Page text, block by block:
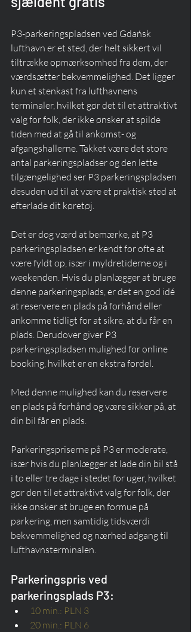
P3-parkeringspladsen ved Gdańsk
lufthavn er et sted, der helt sikkert vil
tiltrække opmærksomhed fra dem, der
værdsætter bekvemmelighed. Det ligger
kun et stenkast fra lufthavnens
terminaler, hvilket gør det til et attraktivt
valg for folk, der ikke ønsker at spilde
tiden med at gå til ankomst- og
afgangshallerne. Takket være det store
antal parkeringspladser og den lette
tilgængelighed ser P3 parkeringspladsen
desuden ud til at være et praktisk sted at
efterlade dit køretøj.
Det er dog værd at bemærke, at P3
parkeringspladsen er kendt for ofte at
være fyldt op, især i myldretiderne og i
weekenden. Hvis du planlægger at bruge
denne parkeringsplads, er det en god idé
at reservere en plads på forhånd eller
ankomme tidligt for at sikre, at du får en
plads. Derudover giver P3
parkeringspladsen mulighed for online
booking, hvilket er en ekstra fordel.
Med denne mulighed kan du reservere
en plads på forhånd og være sikker på, at
din bil får en plads.
Parkeringspriserne på P3 er moderate,
især hvis du planlægger at lade din bil stå
i to eller tre dage i stedet for uger, hvilket
gør den til et attraktivt valg for folk, der
ikke ønsker at bruge en formue på
parkering, men samtidig tidsværdi
bekvemmelighed og nærhed adgang til
lufthavnsterminalen.
Parkeringspris ved
parkeringsplads P3:
10 min.: PLN 3
20 min.: PLN 6